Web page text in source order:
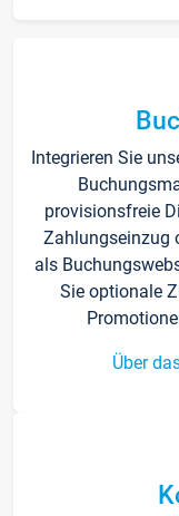
Integrieren Sie
provisionsfreie
Zahlungseinzug
als
Sie optionale
Über